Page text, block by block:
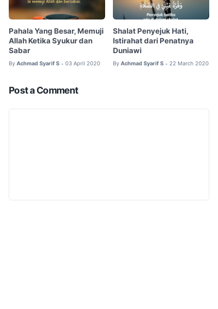
Pahala Yang Besar, Memuji
Allah Ketika Syukur dan
Sabar
By Achmad Syarif S • 03 April 2020
Shalat Penyejuk Hati,
Istirahat dari Penatnya
Duniawi
By Achmad Syarif S • 22 March 2020
Post a Comment